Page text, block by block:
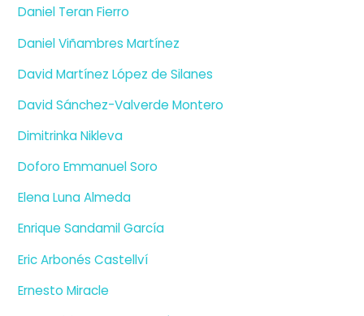
Daniel Teran Fierro
Daniel Viñambres Martínez
David Martínez López de Silanes
David Sánchez-Valverde Montero
Dimitrinka Nikleva
Doforo Emmanuel Soro
Elena Luna Almeda
Enrique Sandamil García
Eric Arbonés Castellví
Ernesto Miracle